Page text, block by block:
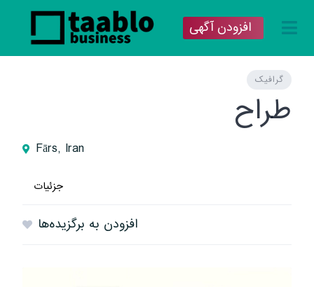
افزودن آگهی
گرافیک
طراح
Fārs, Iran
جزئیات
افزودن به برگزیده‌ها